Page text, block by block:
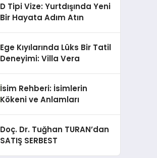
D Tipi Vize: Yurtdışında Yeni
Bir Hayata Adım Atın
Ege Kıyılarında Lüks Bir Tatil
Deneyimi: Villa Vera
İsim Rehberi: İsimlerin
Kökeni ve Anlamları
Doç. Dr. Tuğhan TURAN’dan
SATIŞ SERBEST